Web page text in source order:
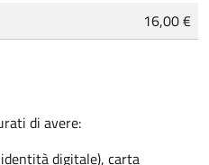
16,00 €
di avere:
digitale), carta